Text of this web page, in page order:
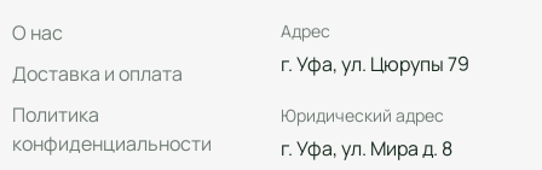
О нас
Доставка и оплата
Политика
конфиденциальности
Адрес
г. Уфа, ул. Цюрупы 79
Юридический адрес
г. Уфа, ул. Мира д. 8